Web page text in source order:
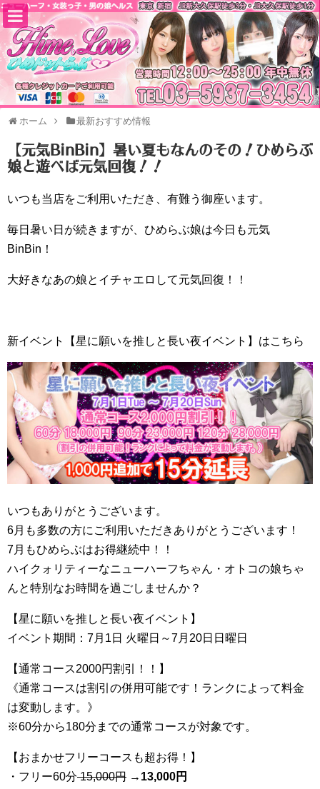
ホーム 最新おすすめ情報
【元気BinBin】暑い夏もなんのその！ひめらぶ
娘と遊べば元気回復！！
いつも当店をご利用いただき、有難う御座います。
毎日暑い日が続きますが、ひめらぶ娘は今日も元気
BinBin！
大好きなあの娘とイチャエロして元気回復！！
新イベント【星に願いを推しと長い夜イベント】はこちら
いつもありがとうございます。
6月も多数の方にご利用いただきありがとうございます！
7月もひめらぶはお得継続中！！
ハイクォリティーなニューハーフちゃん・オトコの娘ちゃ
んと特別なお時間を過ごしませんか？
【星に願いを推しと長い夜イベント】
イベント期間：7月1日 火曜日～7月20日日曜日
【通常コース2000円割引！！】
《通常コースは割引の併用可能です！ランクによって料金
は変動します。》
※60分から180分までの通常コースが対象です。
【おまかせフリーコースも超お得！】
・フリー60分15,000円 → 13,000円